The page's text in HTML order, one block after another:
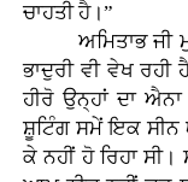
ਚਾਹਤੀ ਹੈ।”
ਅਮਿਤਾਭ ਜੀ
ਭਾਦੁਰੀ ਵੀ ਵੇਖ
ਹੀਰੋ ਉਨ੍ਹਾਂ ਦਾ ਐਨਾ
ਸ਼ੂਟਿੰਗ ਸਮੇਂ ਇਕ ਸੀਨ
ਕੇ ਨਹੀਂ ਹੋ ਰਿਹਾ